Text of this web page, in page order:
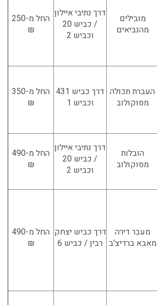
מובילים
מהנביאים
דרך נתיבי איילון
/ כביש 20
וכביש 2
החל מ-250
₪
העברת תכולה
מסוקולוב
דרך כביש 431
וכביש 1
החל מ-350
₪
הובלות
מסוקולוב
דרך נתיבי איילון
/ כביש 20
וכביש 2
החל מ-490
₪
מעבר דירה
מאבא ברדיצ'ב
דרך כביש יצחק
רבין / כביש 6
החל מ-490
₪